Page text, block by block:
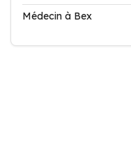
Médecin à Bex